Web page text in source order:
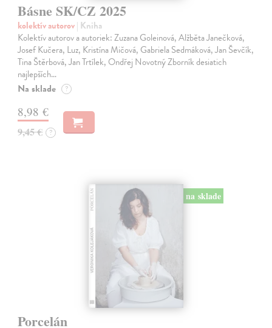
Básne SK/CZ 2025
kolektív autorov| Kniha
Kolektív autorov a autoriek: Zuzana Goleinová, Alžběta Janečková,
Josef Kučera, Luz, Kristína Mičová, Gabriela Sedmáková, Jan Ševčík,
Tina Štěrbová, Jan Trtílek, Ondřej Novotný Zborník desiatich
najlepších…
Na sklade ?
8,98 €
9,45 € ?
na sklade
Porcelán